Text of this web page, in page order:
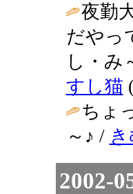
夜勤
だやっ
し・
すし猫
ちょ
～♪ /
2002-